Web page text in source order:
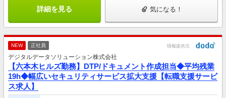
詳細を見る 気になる！
NEW 正社員 情報提供元
デジタルデータソリューション株式会社
【六本木ヒルズ勤務】DTP/ドキュメント作成担当◆平均残業
19h◆幅広いセキュリティサービス拡大支援【転職支援サービ
ス求人】